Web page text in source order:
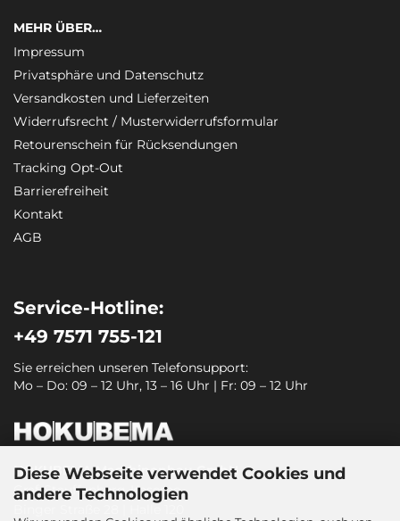
Diese Webseite verwendet Cookies und
andere Technologien
MEHR ÜBER…
Impressum
Privatsphäre und Datenschutz
Versandkosten und Lieferzeiten
Widerrufsrecht / Musterwiderrufsformular
Retourenschein für Rücksendungen
Tracking Opt-Out
Barrierefreiheit
Kontakt
AGB
Service-Hotline:
+49 7571 755-121
Sie erreichen unseren Telefonsupport:
Mo – Do: 09 – 12 Uhr, 13 – 16 Uhr | Fr: 09 – 12 Uhr
HOKUBEMA Maschinenbau GmbH
Graf-Stauffenberg-Kaserne